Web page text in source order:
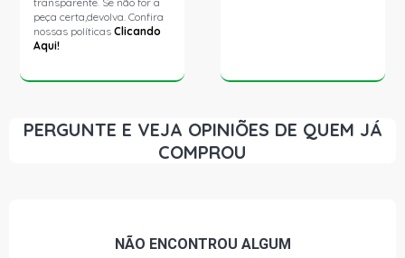
GASOLINA (1996 - 2009)
CORSA HATCH SUPER HATCH 1.0 8V MPFI GASOLINA
(1995 - 1999)
CORSA HATCH WIND HATCH 1.0 8V MPFI GASOLINA
peça certa,devolva. Confira
nossas políticasClicando
Aqui!
PERGUNTE E VEJA OPINIÕES DE QUEM JÁ
COMPROU
NÃO ENCONTROU ALGUM